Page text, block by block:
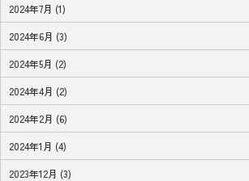
2024年7月 (1)
2024年6月 (3)
2024年5月 (2)
2024年4月 (2)
2024年2月 (6)
2024年1月 (4)
2023年12月 (3)